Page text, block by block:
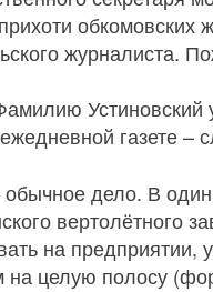
журналиста.
Устиновский
газете –
дело. В
вертолётного
на предприятии,
целую полосу